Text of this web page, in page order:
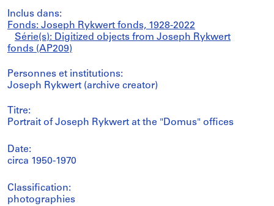
Inclus dans:
Fonds: Joseph Rykwert fonds, 1928-2022
Série(s): Digitized objects from Joseph Rykwert
fonds (AP209)
Personnes et institutions:
Joseph Rykwert (archive creator)
Titre:
Portrait of Joseph Rykwert at the "Domus" offices
Date:
circa 1950-1970
Classification:
photographies